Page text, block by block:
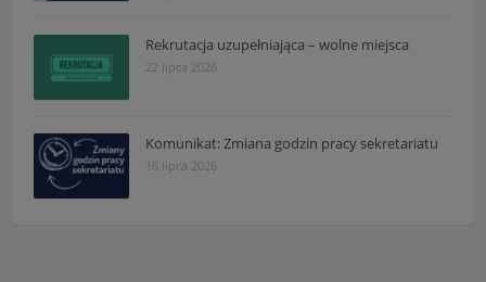
Rekrutacja uzupełniająca – wolne miejsca
22 lipca 2026
Komunikat: Zmiana godzin pracy sekretariatu
16 lipca 2026